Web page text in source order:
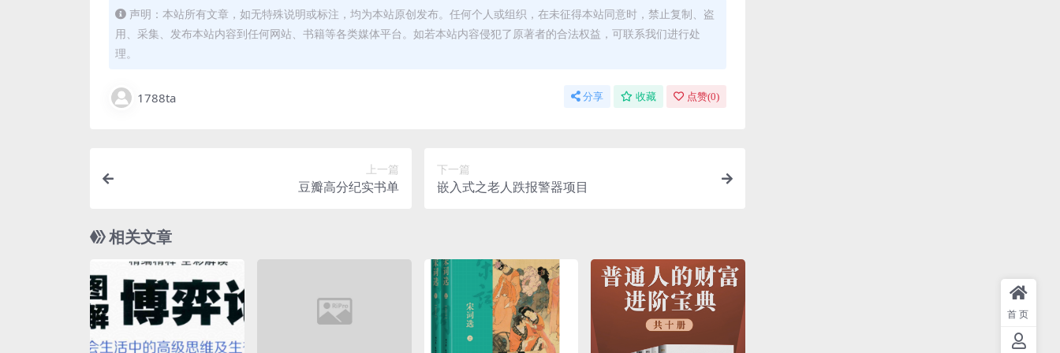
声明：本站所有文章，如无特殊说明或标注，均为本站原创发布。任何个人或组织，在未征得本站同意时，禁止复制、盗
用、采集、发布本站内容到任何网站、书籍等各类媒体平台。如若本站内容侵犯了原著者的合法权益，可联系我们进行处
理。
1788ta 分享 收藏 点赞(0)
上一篇
豆瓣高分纪实书单
下一篇
嵌入式之老人跌报警器项目
相关文章
首页